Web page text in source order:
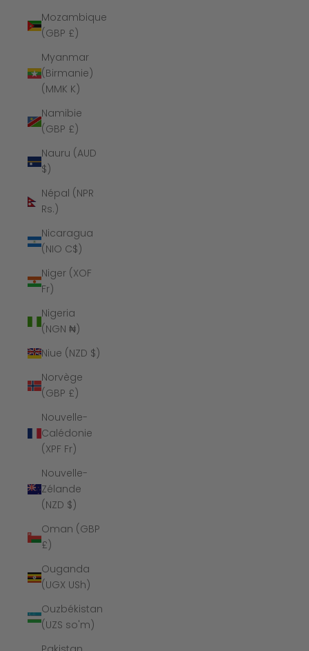
Mozambique
(GBP £)
Myanmar
(Birmanie)
(MMK K)
Namibie
(GBP £)
Nauru (AUD
$)
Népal (NPR
Rs.)
Nicaragua
(NIO C$)
Niger (XOF
Fr)
Nigeria
(NGN ₦)
Niue (NZD $)
Norvège
(GBP £)
Nouvelle-
Calédonie
(XPF Fr)
Nouvelle-
Zélande
(NZD $)
Oman (GBP
£)
Ouganda
(UGX USh)
Ouzbékistan
(UZS so'm)